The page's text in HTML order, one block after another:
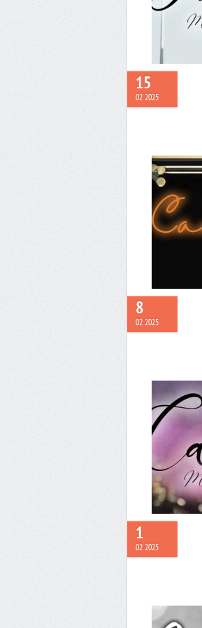
15
02 2025
8
02 2025
1
02 2025